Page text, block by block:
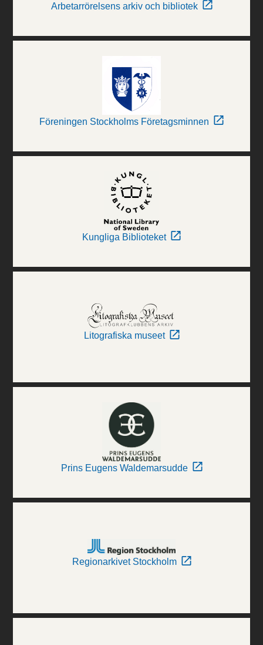
Arbetarrörelsens arkiv och bibliotek
Föreningen Stockholms Företagsminnen
Kungliga Biblioteket
Litografiska museet
Prins Eugens Waldemarsudde
Regionarkivet Stockholm